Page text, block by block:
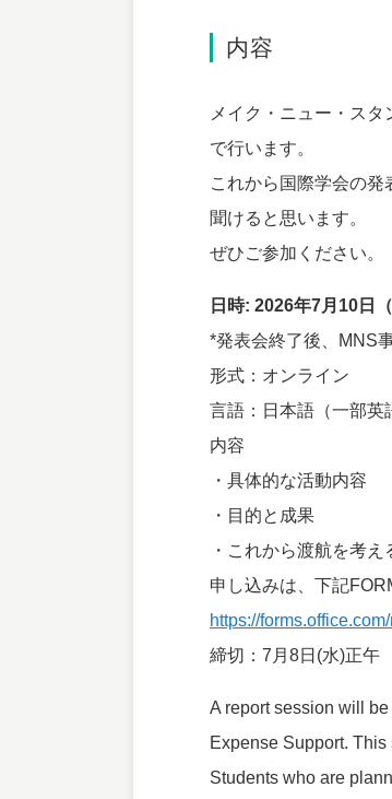
内容
メイク・ニュー・ス
で行います。
これから国際学会の
聞けると思います。
ぜひご参加ください。
日時: 2026年7月10日
*発表会終了後、MNS
形式：オンライン
言語：日本語（一部英
内容
・具体的な活動内容
・目的と成果
・これから渡航を考
申し込みは、下記
https://
締切：7月8日(水)正午
A report session will
Expense Support.
Students who are